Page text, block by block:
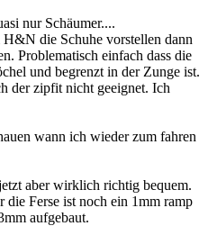
nur Schäumer....
die Schuhe vorstellen dann
Problematisch einfach dass die
und begrenzt in der Zunge ist.
der zipfit nicht geeignet. Ich
wann ich wieder zum fahren
aber wirklich richtig bequem.
die Ferse ist noch ein 1mm ramp
aufgebaut.